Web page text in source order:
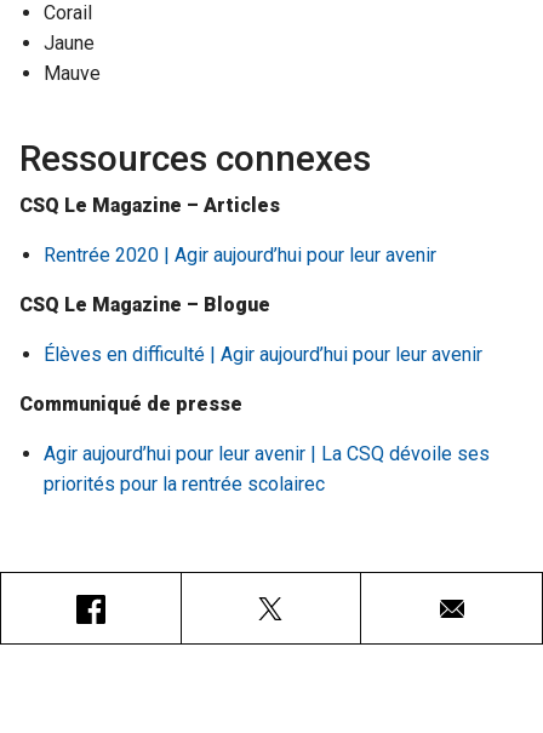
Corail
Jaune
Mauve
Ressources connexes
CSQ Le Magazine – Articles
Rentrée 2020 | Agir aujourd’hui pour leur avenir
CSQ Le Magazine – Blogue
Élèves en difficulté | Agir aujourd’hui pour leur avenir
Communiqué de presse
Agir aujourd’hui pour leur avenir | La CSQ dévoile ses
priorités pour la rentrée scolairec
Courriel